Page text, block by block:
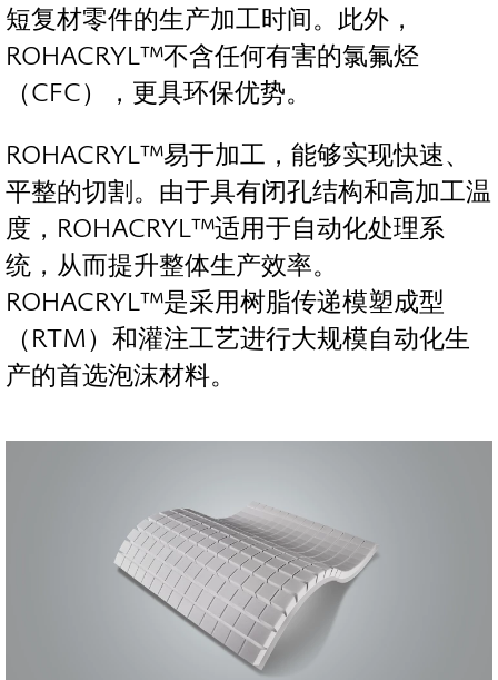
短复材零件的生产加工时间。此外，
ROHACRYL™不含任何有害的氯氟烃
（CFC），更具环保优势。
ROHACRYL™易于加工，能够实现快速、
平整的切割。由于具有闭孔结构和高加工温
度，ROHACRYL™适用于自动化处理系
统，从而提升整体生产效率。
ROHACRYL™是采用树脂传递模塑成型
（RTM）和灌注工艺进行大规模自动化生
产的首选泡沫材料。